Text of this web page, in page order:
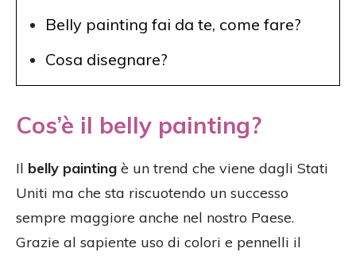
Belly painting fai da te, come fare?
Cosa disegnare?
Cos’è il belly painting?
Il belly painting è un trend che viene dagli Stati
Uniti ma che sta riscuotendo un successo
sempre maggiore anche nel nostro Paese.
Grazie al sapiente uso di colori e pennelli il